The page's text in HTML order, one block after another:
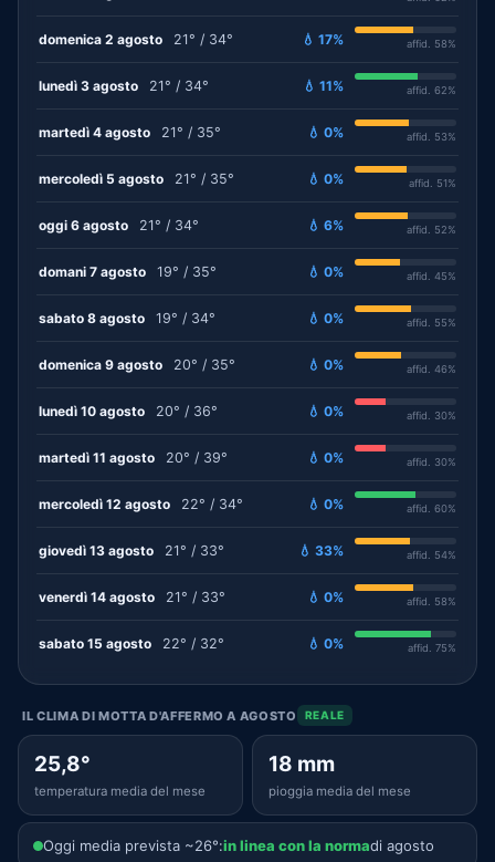
domenica 2 agosto 21° / 34° 💧 17% affid. 58%
lunedì 3 agosto 21° / 34° 💧 11% affid. 62%
martedì 4 agosto 21° / 35° 💧 0% affid. 53%
mercoledì 5 agosto 21° / 35° 💧 0% affid. 51%
oggi 6 agosto 21° / 34° 💧 6% affid. 52%
domani 7 agosto 19° / 35° 💧 0% affid. 45%
sabato 8 agosto 19° / 34° 💧 0% affid. 55%
domenica 9 agosto 20° / 35° 💧 0% affid. 46%
lunedì 10 agosto 20° / 36° 💧 0% affid. 30%
martedì 11 agosto 20° / 39° 💧 0% affid. 30%
mercoledì 12 agosto 22° / 34° 💧 0% affid. 60%
giovedì 13 agosto 21° / 33° 💧 33% affid. 54%
venerdì 14 agosto 21° / 33° 💧 0% affid. 58%
sabato 15 agosto 22° / 32° 💧 0% affid. 75%
IL CLIMA DI MOTTA D'AFFERMO A AGOSTO REALE
25,8°
temperatura media del mese
18 mm
pioggia media del mese
Oggi media prevista ~26°:in linea con la normadi agosto